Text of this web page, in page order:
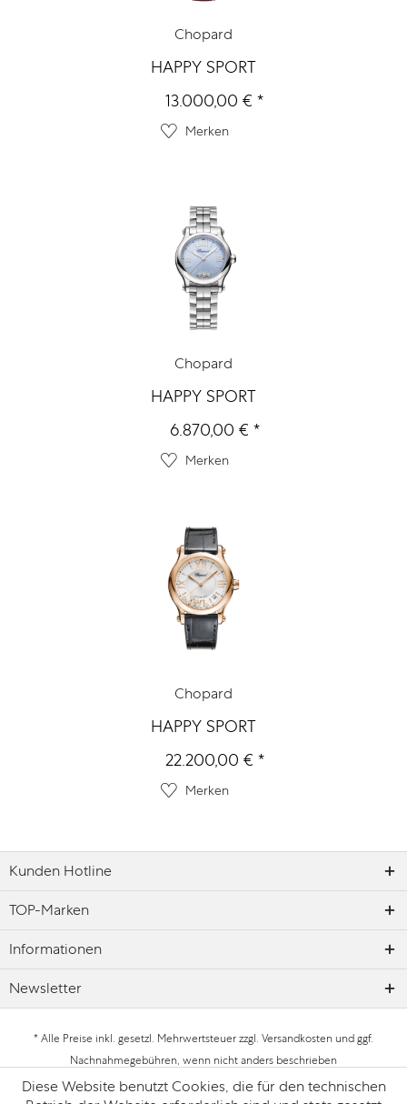
Chopard
HAPPY SPORT
13.000,00 € *
Merken
Chopard
HAPPY SPORT
6.870,00 € *
Merken
Chopard
HAPPY SPORT
22.200,00 € *
Merken
Kunden Hotline
TOP-Marken
Informationen
Newsletter
* Alle Preise inkl. gesetzl. Mehrwertsteuer zzgl. Versandkosten und ggf.
Nachnahmegebühren, wenn nicht anders beschrieben
Datenschutz Impressum
Diese Website benutzt Cookies, die für den technischen